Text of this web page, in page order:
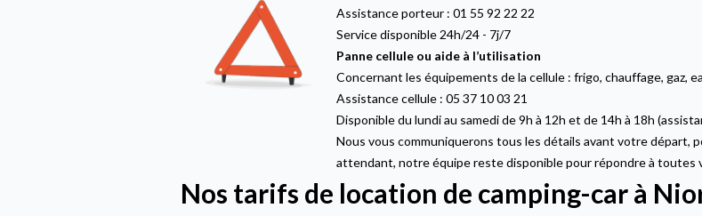
Assistance porteur : 01 55 92 22 22
Service disponible 24h/24 - 7j/7
Panne cellule ou aide à l’utilisation
Concernant les équipements de la cellule : frigo, chauffage, gaz,
Assistance cellule : 05 37 10 03 21
Disponible du lundi au samedi de 9h à 12h et de 14h à 18h
Nous vous communiquerons tous les détails avant votre départ,
attendant, notre équipe reste disponible pour répondre à toutes
Nos tarifs de location de camping-car à